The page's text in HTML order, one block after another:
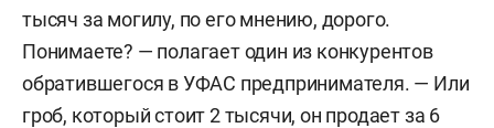
тысяч за могилу, по его мнению, дорого.
Понимаете? — полагает один из конкурентов
обратившегося в УФАС предпринимателя. — Или
гроб, который стоит 2 тысячи, он продает за 6